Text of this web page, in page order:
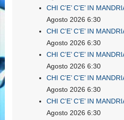
CHI C’E’ C’E’ IN
Agosto 2026 6:30
CHI C’E’ C’E’ IN
Agosto 2026 6:30
CHI C’E’ C’E’ IN
Agosto 2026 6:30
CHI C’E’ C’E’ IN
Agosto 2026 6:30
CHI C’E’ C’E’ IN
Agosto 2026 6:30